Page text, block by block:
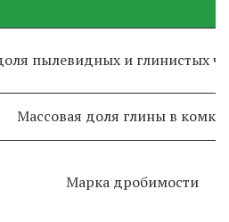
пылевидных и глинистых
Массовая доля глины в
Марка дробимости